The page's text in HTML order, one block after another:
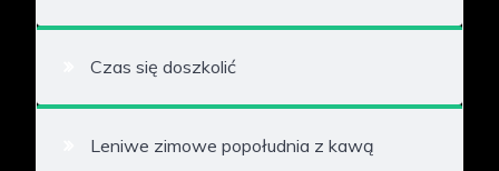
Czas się doszkolić
Leniwe zimowe popołudnia z kawą